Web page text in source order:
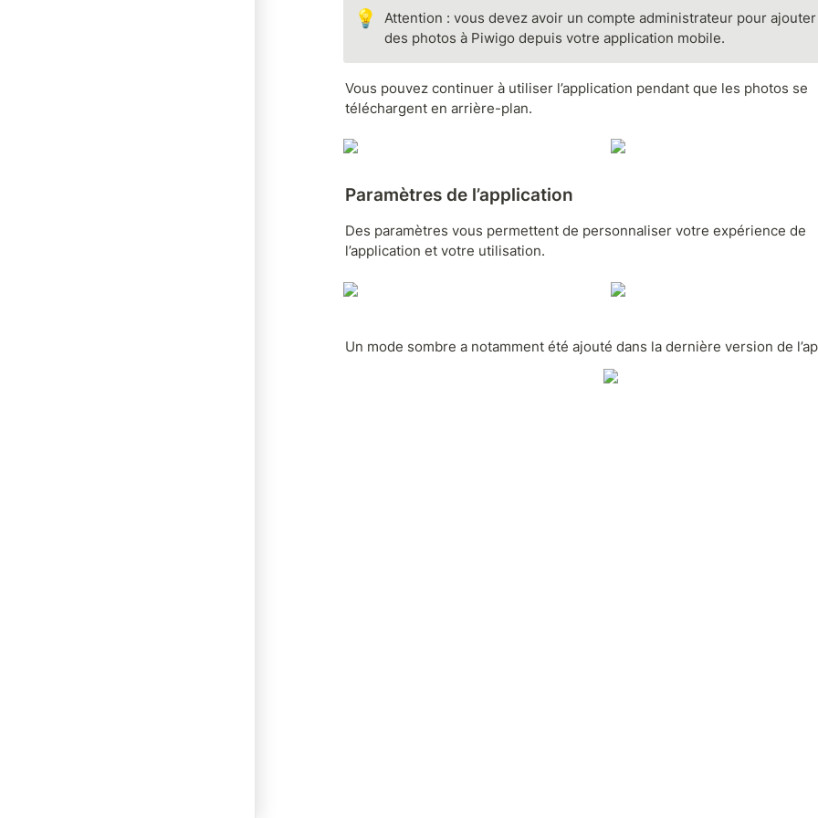
💡
Attention : vous devez avoir un compte administrateur pour ajouter
des photos à Piwigo depuis votre application mobile.
Vous pouvez continuer à utiliser l’application pendant que les photos se
téléchargent en arrière-plan.
Paramètres de l’application
Des paramètres vous permettent de personnaliser votre expérience de
l’application et votre utilisation.
Un mode sombre a notamment été ajouté dans la dernière version de